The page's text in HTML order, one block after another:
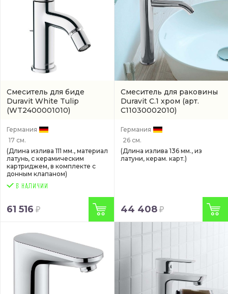
Смеситель для биде
Duravit White Tulip
(WT2400001010)
Германия
17 см.
(Длина излива 111 мм., материал
латунь, с керамическим
картриджем, в комплекте с
донным клапаном)
61 516
Смеситель для раковины
Duravit C.1 хром (арт.
C11030002010)
Германия
26 см.
(Длина излива 136 мм., из
латуни, керам. карт.)
44 408